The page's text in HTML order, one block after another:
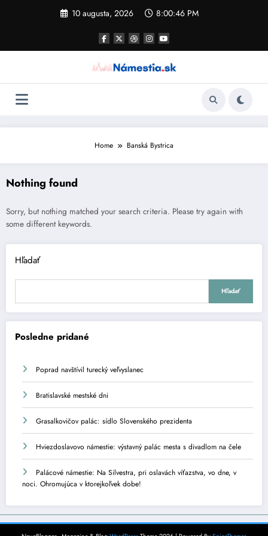
10 augusta, 2026 8:00:46 PM
Home Banská Bystrica
Nothing found
Sorry, but nothing matched your search criteria. Please try again with
some different keywords.
Hľadať
Hľadať
Posledne pridané
Poprad navštívil turecký veľvyslanec
Bratislavské mestské dni
Grasalkovičov palác: sídlo Slovenského prezidenta
Hviezdoslavovo námestie: výstavný palác mesta s divadlom na čele
Palácové námestie: Na Silvestra, pri oslavách víťazstva, vo dne, v
noci. Ohromujúca v ktorejkoľvek dobe!